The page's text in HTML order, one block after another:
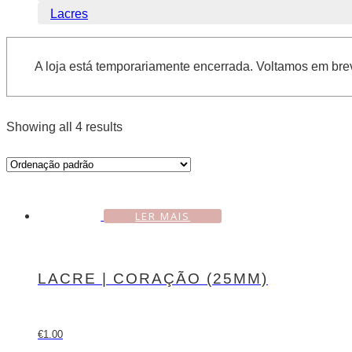
Lacres
A loja está temporariamente encerrada. Voltamos em
Showing all 4 results
LER MAIS
LACRE | CORAÇÃO (25MM)
€1.00